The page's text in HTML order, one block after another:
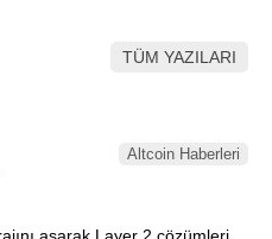
TÜM YAZILARI
Altcoin Haberleri